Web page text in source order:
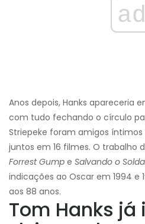
ad
Anos depois, Hanks apareceria
com tudo fechando o círculo
Striepeke foram amigos
juntos em 16 filmes. O trabalho
Forrest Gump e Salvando o
indicações ao Oscar em 1994 e
aos 88 anos.
Tom Hanks